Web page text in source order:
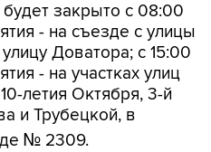
закрыто с 08:00
- на съезде с улицы
Доватора; с 15:00
- на участках улиц
летия Октября, 3-й
и Трубецкой, в
№ 2309.